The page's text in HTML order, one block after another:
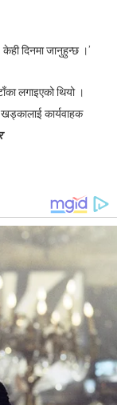
दिनमा जानुहुन्छ ।’
लगाइएको थियो ।
खड्कालाई कार्यवाहक